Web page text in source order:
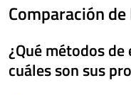
Comparación
¿Qué métodos
cuáles son sus